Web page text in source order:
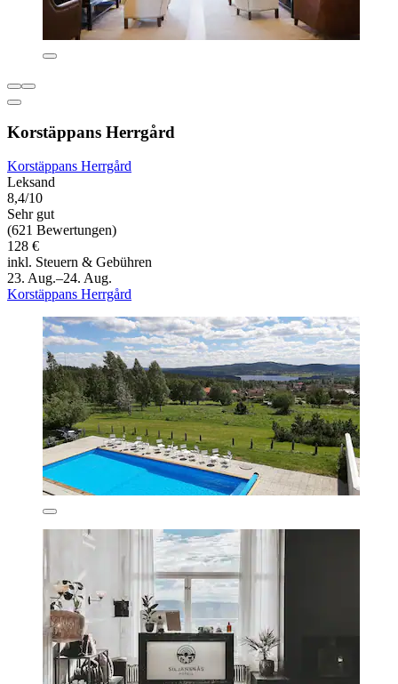
Korstäppans Herrgård
Korstäppans Herrgård
Leksand
8,4/10
Sehr gut
(621 Bewertungen)
128 €
inkl. Steuern & Gebühren
23. Aug.–24. Aug.
Korstäppans Herrgård